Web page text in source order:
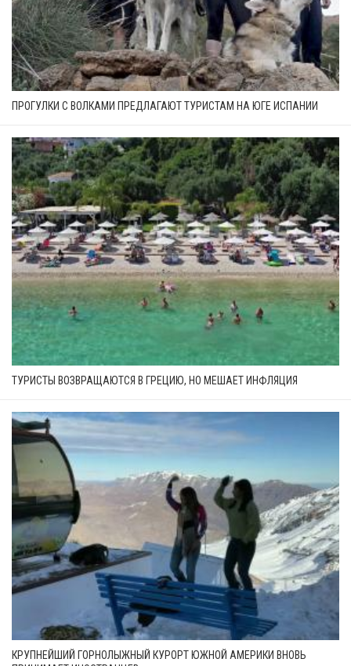
ПРОГУЛКИ С ВОЛКАМИ ПРЕДЛАГАЮТ ТУРИСТАМ НА ЮГЕ ИСПАНИИ
ТУРИСТЫ ВОЗВРАЩАЮТСЯ В ГРЕЦИЮ, НО МЕШАЕТ ИНФЛЯЦИЯ
КРУПНЕЙШИЙ ГОРНОЛЫЖНЫЙ КУРОРТ ЮЖНОЙ АМЕРИКИ ВНОВЬ